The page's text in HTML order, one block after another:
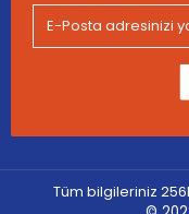
Tüm bilgileriniz